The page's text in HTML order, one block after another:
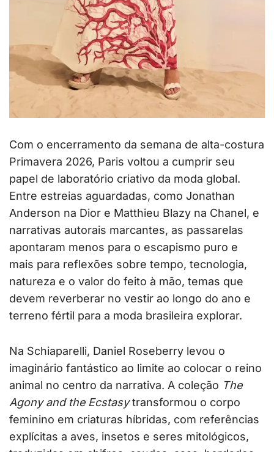
Com o encerramento da semana de alta-costura
Primavera 2026, Paris voltou a cumprir seu
papel de laboratório criativo da moda global.
Entre estreias aguardadas, como Jonathan
Anderson na Dior e Matthieu Blazy na Chanel, e
narrativas autorais marcantes, as passarelas
apontaram menos para o escapismo puro e
mais para reflexões sobre tempo, tecnologia,
natureza e o valor do feito à mão, temas que
devem reverberar no vestir ao longo do ano e
terreno fértil para a moda brasileira explorar.
Na Schiaparelli, Daniel Roseberry levou o
imaginário fantástico ao limite ao colocar o reino
animal no centro da narrativa. A coleção The
Agony and the Ecstasytransformou o corpo
feminino em criaturas híbridas, com referências
explícitas a aves, insetos e seres mitológicos,